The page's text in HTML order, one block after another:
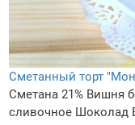
Сметанный торт
Сметана 21% Вишня
сливочное Шоколад